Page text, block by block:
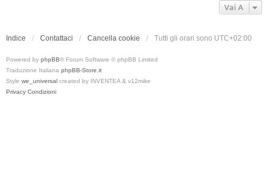
Vai A
Indice Contattaci Cancella cookie Tutti gli orari sono UTC+02:00
Powered by phpBB® Forum Software © phpBB Limited
Traduzione Italiana phpBB-Store.it
Style we_universal created by INVENTEA & v12mike
Privacy Condizioni